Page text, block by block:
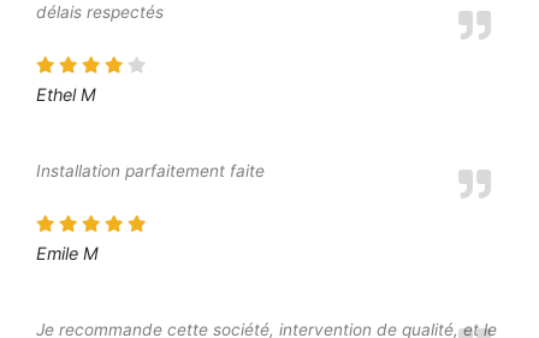
délais respectés
Ethel M
Installation parfaitement faite
Emile M
Je recommande cette société, intervention de qualité, et le